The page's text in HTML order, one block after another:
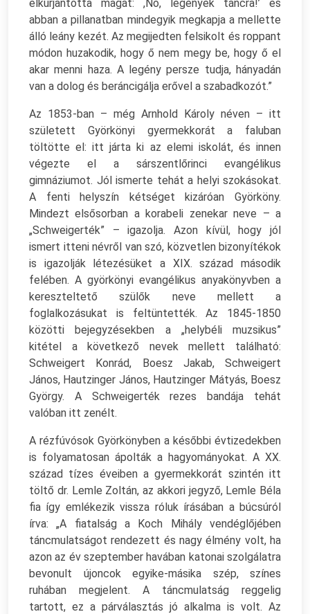
elkurjantotta magát: ,No, legények táncra!’ és
abban a pillanatban mindegyik megkapja a mellette
álló leány kezét. Az megijedten felsikolt és roppant
módon huzakodik, hogy ő nem megy be, hogy ő el
akar menni haza. A legény persze tudja, hányadán
van a dolog és beráncigálja erővel a szabadkozót.”
Az 1853-ban – még Arnhold Károly néven – itt
született Györkönyi gyermekkorát a faluban
töltötte el: itt járta ki az elemi iskolát, és innen
végezte el a sárszentlőrinci evangélikus
gimnáziumot. Jól ismerte tehát a helyi szokásokat.
A fenti helyszín kétséget kizáróan Györköny.
Mindezt elsősorban a korabeli zenekar neve – a
„Schweigerték” – igazolja. Azon kívül, hogy jól
ismert itteni névről van szó, közvetlen bizonyítékok
is igazolják létezésüket a XIX. század második
felében. A györkönyi evangélikus anyakönyvben a
kereszteltető szülők neve mellett a
foglalkozásukat is feltüntették. Az 1845-1850
közötti bejegyzésekben a „helybéli muzsikus”
kitétel a következő nevek mellett található:
Schweigert Konrád, Boesz Jakab, Schweigert
János, Hautzinger János, Hautzinger Mátyás, Boesz
György. A Schweigerték rezes bandája tehát
valóban itt zenélt.
A rézfúvósok Györkönyben a későbbi évtizedekben
is folyamatosan ápolták a hagyományokat. A XX.
század tízes éveiben a gyermekkorát szintén itt
töltő dr. Lemle Zoltán, az akkori jegyző, Lemle Béla
fia így emlékezik vissza róluk írásában a búcsúról
írva: „A fiatalság a Koch Mihály vendéglőjében
táncmulatságot rendezett és nagy élmény volt, ha
azon az év szeptember havában katonai szolgálatra
bevonult újoncok egyike-másika szép, színes
ruhában megjelent. A táncmulatság reggelig
tartott, ez a párválasztás jó alkalma is volt. Az